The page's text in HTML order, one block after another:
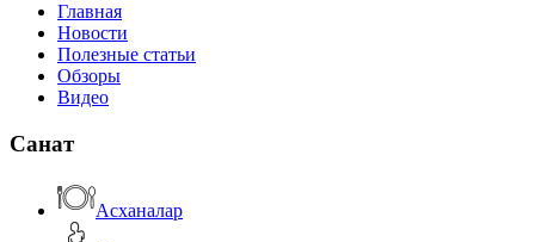
Главная
Новости
Полезные статьи
Обзоры
Видео
Санат
Асханалар